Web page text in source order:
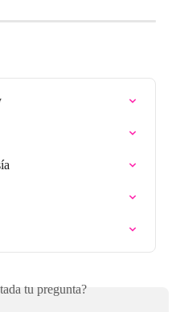
tu pregunta?